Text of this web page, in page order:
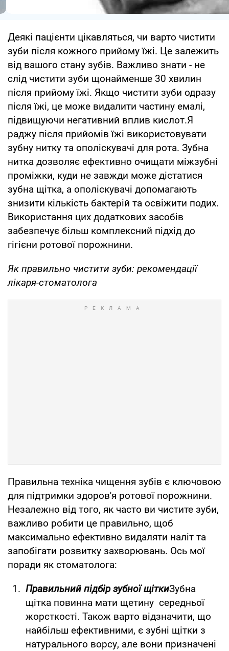
Деякі пацієнти цікавляться, чи варто чистити
зуби після кожного прийому їжі. Це залежить
від вашого стану зубів. Важливо знати - не
слід чистити зуби щонайменше 30 хвилин
після прийому їжі. Якщо чистити зуби одразу
після їжі, це може видалити частину емалі,
підвищуючи негативний вплив кислот.Я
раджу після прийомів їжі використовувати
зубну нитку та ополіскувачі для рота. Зубна
нитка дозволяє ефективно очищати міжзубні
проміжки, куди не завжди може дістатися
зубна щітка, а ополіскувачі допомагають
знизити кількість бактерій та освіжити подих.
Використання цих додаткових засобів
забезпечує більш комплексний підхід до
гігієни ротової порожнини.
Як правильно чистити зуби: рекомендації
лікаря-стоматолога
Правильна техніка чищення зубів є ключовою
для підтримки здоров'я ротової порожнини.
Незалежно від того, як часто ви чистите зуби,
важливо робити це правильно, щоб
максимально ефективно видаляти наліт та
запобігати розвитку захворювань. Ось мої
поради як стоматолога:
Правильний підбір зубної щіткиЗубна
щітка повинна мати щетину середньої
жорсткості. Також варто відзначити, що
найбільш ефективними, є зубні щітки з
натурального ворсу, але вони призначені